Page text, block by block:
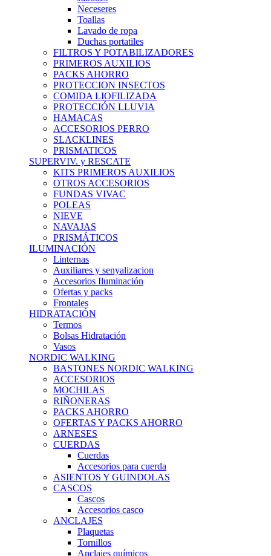
Neceseres
Toallas
Lavado de ropa
Duchas portatiles
FILTROS Y POTABILIZADORES
PRIMEROS AUXILIOS
PACKS AHORRO
PROTECCION INSECTOS
COMIDA LIOFILIZADA
PROTECCIÓN LLUVIA
HAMACAS
ACCESORIOS PERRO
SLACKLINES
PRISMATICOS
SUPERVIV. y RESCATE
KITS PRIMEROS AUXILIOS
OTROS ACCESORIOS
FUNDAS VIVAC
POLEAS
NIEVE
NAVAJAS
PRISMÁTICOS
ILUMINACIÓN
Linternas
Auxiliares y senyalizacion
Accesorios Iluminación
Ofertas y packs
Frontales
HIDRATACIÓN
Termos
Bolsas Hidratación
Vasos
NORDIC WALKING
BASTONES NORDIC WALKING
ACCESORIOS
MOCHILAS
RIÑONERAS
PACKS AHORRO
OFERTAS Y PACKS AHORRO
ARNESES
CUERDAS
Cuerdas
Accesorios para cuerda
ASIENTOS Y GUINDOLAS
CASCOS
Cascos
Accesorios casco
ANCLAJES
Plaquetas
Tornillos
Anclajes químicos